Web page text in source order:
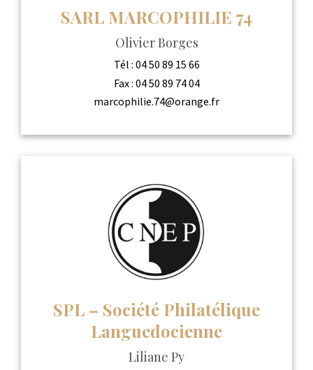
SARL MARCOPHILIE 74
Olivier Borges
Tél : 04 50 89 15 66
Fax : 04 50 89 74 04
marcophilie.74@orange.fr
SPL – Société Philatélique
Languedocienne
Liliane Py